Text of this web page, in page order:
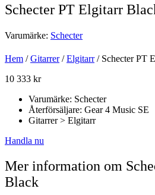
Schecter PT Elgitarr
Varumärke: Schecter
Hem /Gitarrer/Elgitarr/ Schecter PT
10 333 kr
Varumärke: Schecter
Återförsäljare: Gear 4 Music SE
Gitarrer > Elgitarr
Handla nu
Mer information om
Black